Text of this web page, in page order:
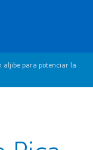
aljibe para potenciar la